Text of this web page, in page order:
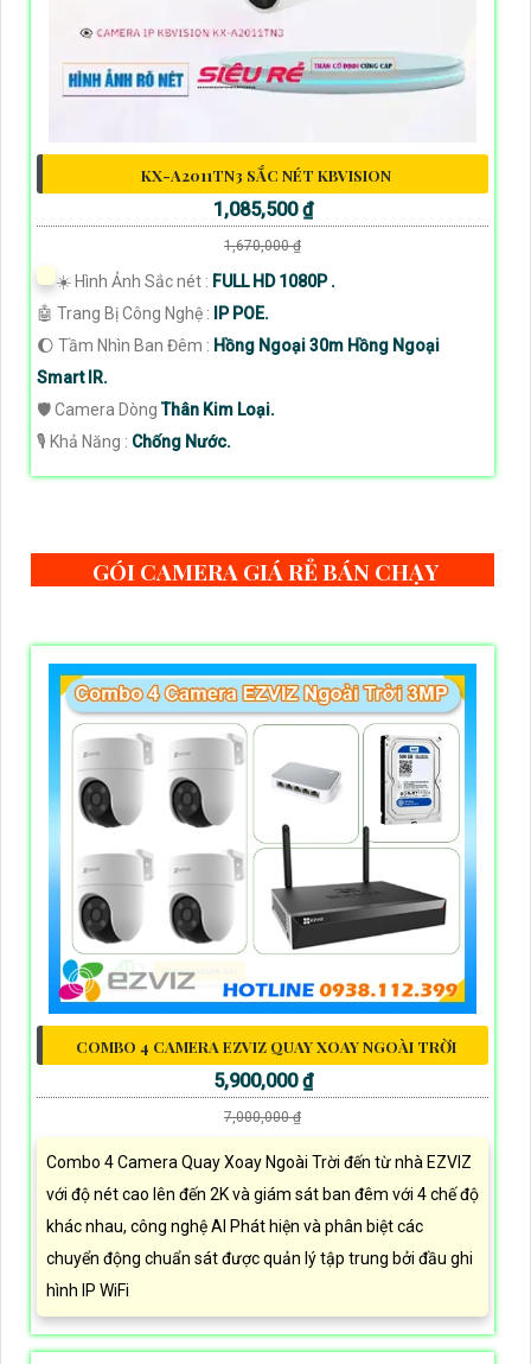
KX-A2011TN3 SẮC NÉT KBVISION
1,085,500 ₫
1,670,000 ₫
☀️ Hình Ảnh Sắc nét : FULL HD 1080P .
🤖️ Trang Bị Công Nghệ : IP POE.
🌔 Tầm Nhìn Ban Đêm : Hồng Ngoại 30m Hồng Ngoại
Smart IR.
🛡 Camera DòngThân Kim Loại.
️🎙 Khả Năng : Chống Nước.
GÓI CAMERA GIÁ RẺ BÁN CHẠY
COMBO 4 CAMERA EZVIZ QUAY XOAY NGOÀI TRỜI
5,900,000 ₫
7,000,000 ₫
Combo 4 Camera Quay Xoay Ngoài Trời đến từ nhà EZVIZ
với độ nét cao lên đến 2K và giám sát ban đêm với 4 chế độ
khác nhau, công nghệ AI Phát hiện và phân biệt các
chuyển động chuẩn sát được quản lý tập trung bởi đầu ghi
hình IP WiFi